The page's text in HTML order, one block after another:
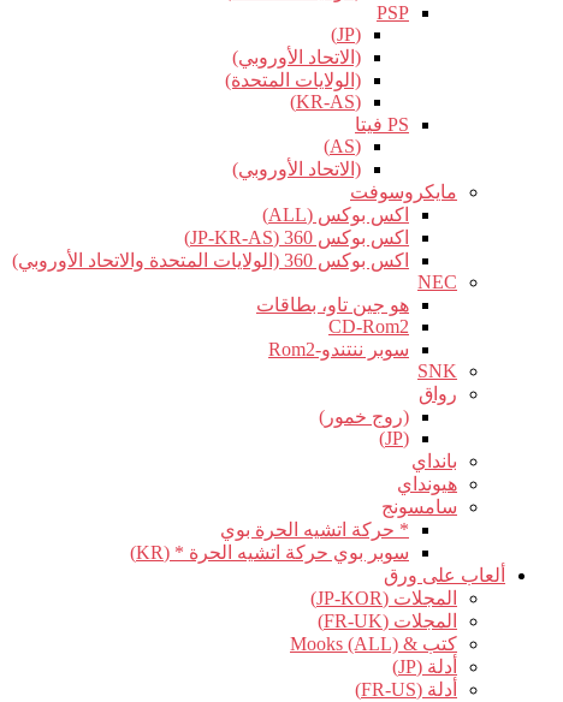
PSP
(JP)
(الاتحاد الأوروبي)
(الولايات المتحدة)
(KR-AS)
PS فيتا
(AS)
(الاتحاد الأوروبي)
مايكروسوفت
اكس بوكس (ALL)
اكس بوكس 360 (JP-KR-AS)
اكس بوكس 360 (الولايات المتحدة والاتحاد الأوروبي)
NEC
هو جين تاو، بطاقات
CD-Rom2
سوبر ننتندو-Rom2
SNK
رواق
(روج خمور)
(JP)
بانداي
هيونداي
سامسونج
* حركة اتشيه الحرة بوي
سوبر بوي حركة اتشيه الحرة * (KR)
ألعاب على ورق
المجلات (JP-KOR)
المجلات (FR-UK)
كتب & Mooks (ALL)
أدلة (JP)
أدلة (FR-US)